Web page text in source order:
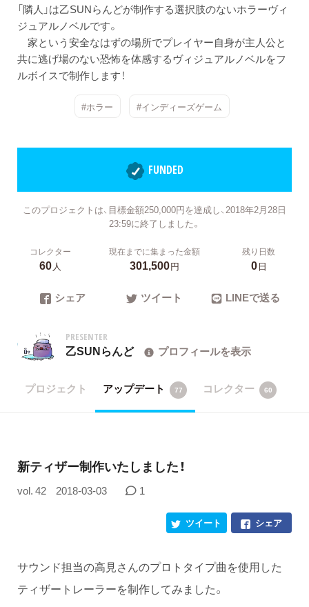
「隣人」は乙SUNらんどが制作する選択肢のないホラーヴィ
ジュアルノベルです。
家という安全なはずの場所でプレイヤー自身が主人公と
共に逃げ場のない恐怖を体感するヴィジュアルノベルをフ
ルボイスで制作します！
#ホラー #インディーズゲーム
FUNDED
このプロジェクトは、目標金額250,000円を達成し、2018年2月28日
23:59に終了しました。
コレクター
60人
現在までに集まった金額
301,500円
残り日数
0日
シェア ツイート LINEで送る
PRESENTER
乙SUNらんど プロフィールを表示
プロジェクト アップデート 77 コレクター 60
新ティザー制作いたしました！
vol. 42 2018-03-03 1
シェア
ツイート
サウンド担当の高見さんのプロトタイプ曲を使用した
ティザートレーラーを制作してみました。